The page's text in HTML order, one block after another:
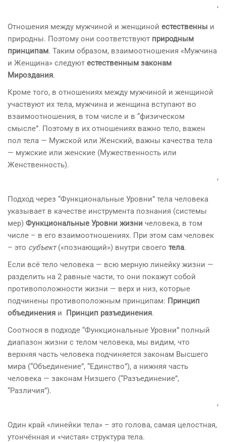
‘
Отношения между мужчиной и женщиной естественны и
природны. Поэтому они соответствуют природным
принципам. Таким образом, взаимоотношения «Мужчина
и Женщина» следуют естественным законам
Мироздания.
Кроме того, в отношениях между мужчиной и женщиной
участвуют их тела, мужчина и женщина вступают во
взаимоотношения, в том числе и в “физическом
смысле”. Поэтому в их отношениях важно тело, важен
пол тела — Мужской или Женский, важны качества тела
— мужские или женские (Мужественность или
Женственность).
‘
Подход через “Функциональные Уровни” тела человека
указывает в качестве инструмента познания (системы
мер) Функциональные Уровни жизни человека, в том
числе – в его взаимоотношениях. При этом сам человек
– это субъект(«познающий») внутри своего тела.
Если всё тело человека — всю мерную линейку жизни —
разделить на 2 равные части, то они покажут собой
противоположности жизни — верх и низ, которые
подчинены противоположным принципам: Принцип
объединения и Принцип разъединения.
Соотнося в подходе “Функциональные Уровни” полный
диапазон жизни с телом человека, мы видим, что
верхняя часть человека подчиняется законам Высшего
мира (“Объединение”, “Единство”), а нижняя часть
человека — законам Низшего (“Разъединение”,
“Различия”).
‘
Один край «линейки тела» – это голова, самая целостная,
утончённая и «чистая» структура тела.